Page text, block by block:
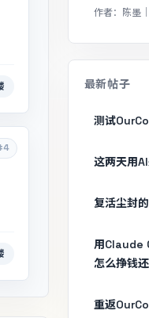
作者：陈墨
最新帖子
测试
这两天用
复活尘封
用Claude
怎么挣钱
重返